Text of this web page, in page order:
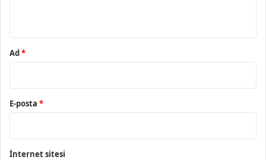
Ad*
E-posta *
İnternet sitesi